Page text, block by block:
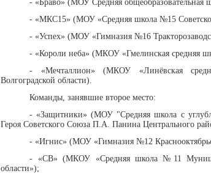
- «Браво» (МОУ Средняя
- «МКС15» (МОУ «Средняя школа №15
- «Успех» (МОУ «Гимназия №16
- «Короли неба» (МКОУ «Гмелинская средняя
- «Мечталлион» (МКОУ «Линёвская
Волгоградской области).
Команды, занявшие второе место:
- «Защитники» (МОУ "Средняя школа с
Героя Советского Союза П.А. Панина Центрального
- «Игнис» (МОУ «Гимназия №12
- «СВ» (МКОУ «Средняя школа №11
области»);